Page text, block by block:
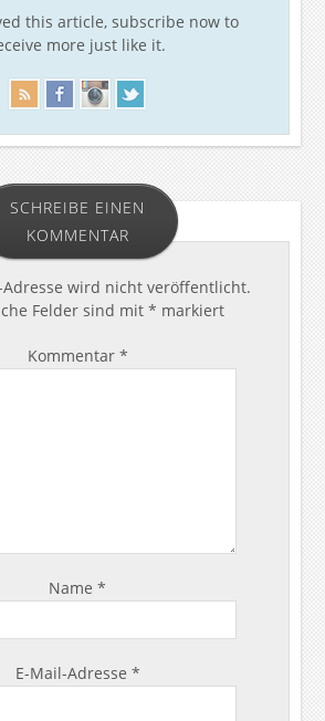
this article, subscribe now to
more just like it.
SCHREIBE EINEN
KOMMENTAR
Adresse wird nicht veröffentlicht.
Felder sind mit * markiert
Kommentar *
Name *
E-Mail-Adresse *